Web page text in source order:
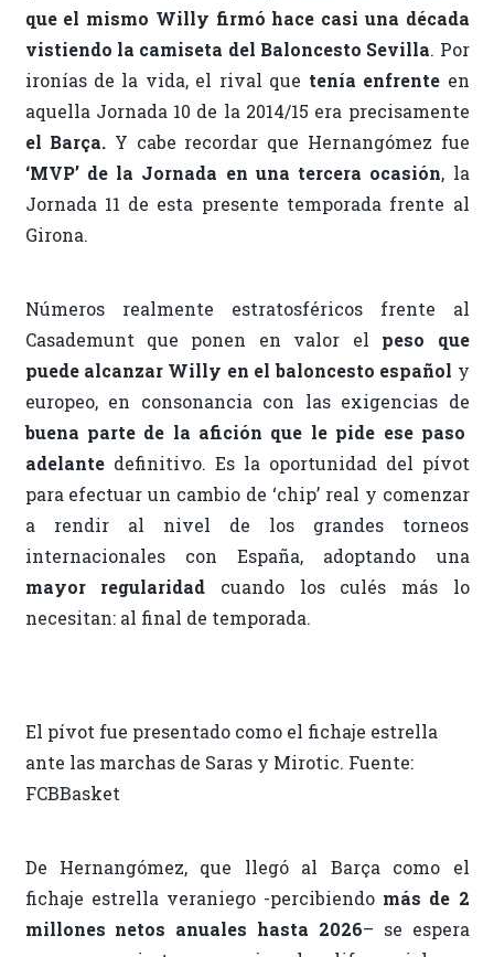
que el mismo Willy firmó hace casi una década
vistiendo la camiseta del Baloncesto Sevilla. Por
ironías de la vida, el rival que tenía enfrente en
aquella Jornada 10 de la 2014/15 era precisamente
el Barça. Y cabe recordar que Hernangómez fue
‘MVP’ de la Jornada en una tercera ocasión, la
Jornada 11 de esta presente temporada frente al
Girona.
Números realmente estratosféricos frente al
Casademunt que ponen en valor el peso que
puede alcanzar Willy en el baloncesto español y
europeo, en consonancia con las exigencias de
buena parte de la afición que le pide ese paso
adelante definitivo. Es la oportunidad del pívot
para efectuar un cambio de ‘chip’ real y comenzar
a rendir al nivel de los grandes torneos
internacionales con España, adoptando una
mayor regularidad cuando los culés más lo
necesitan: al final de temporada.
El pívot fue presentado como el fichaje estrella
ante las marchas de Saras y Mirotic. Fuente:
FCBBasket
De Hernangómez, que llegó al Barça como el
fichaje estrella veraniego -percibiendo más de 2
millones netos anuales hasta 2026– se espera